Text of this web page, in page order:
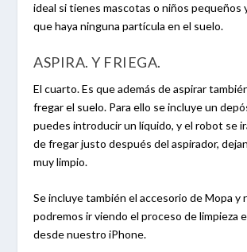
ideal si tienes mascotas o niños pequeños
que haya ninguna partícula en el suelo.
ASPIRA. Y FRIEGA.
El cuarto. Es que además de aspirar
fregar el suelo. Para ello se incluye un
puedes introducir un líquido, y el robot se
de fregar justo después del aspirador,
muy limpio.
Se incluye también el accesorio de Mopa y
podremos ir viendo el proceso de limpieza
desde nuestro iPhone.